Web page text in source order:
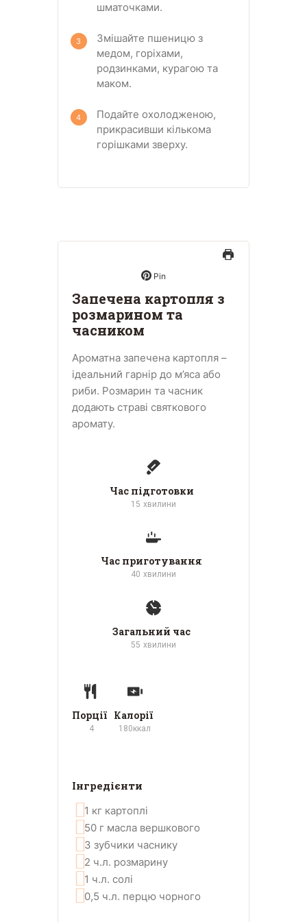
шматочками.
Змішайте пшеницю з
медом, горіхами,
родзинками, курагою та
маком.
Подайте охолодженою,
прикрасивши кількома
горішками зверху.
Pin
Запечена картопля з
розмарином та
часником
Ароматна запечена картопля –
ідеальний гарнір до м’яса або
риби. Розмарин та часник
додають страві святкового
аромату.
Час підготовки
15 хвилини
Час приготування
40 хвилини
Загальний час
55 хвилини
Порції
4
Калорії
180ккал
Інгредієнти
1 кг картоплі
50 г масла вершкового
3 зубчики часнику
2 ч.л. розмарину
1 ч.л. солі
0,5 ч.л. перцю чорного